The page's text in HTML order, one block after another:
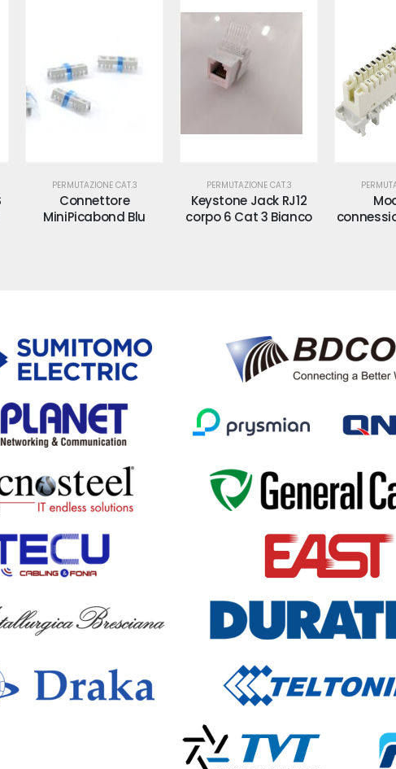
PERMUTAZIONE CAT.3
Keystone Jack RJ12
corpo 6 Cat 3 Bianco
PERMUTAZIONE CAT.3
Modulo di
connessione LSA-PLUS